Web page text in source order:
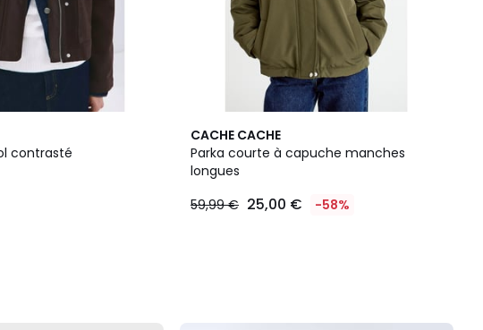
contrasté
CACHE CACHE
Parka courte à capuche manches
longues
59,99 € 25,00 € -58%